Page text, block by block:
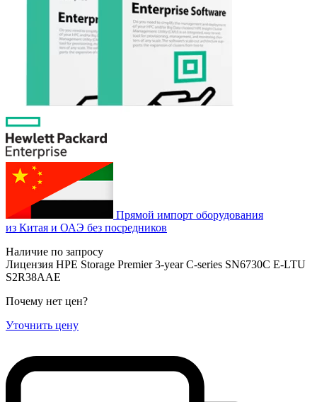
Прямой импорт оборудования
из Китая и ОАЭ без посредников
Наличие по запросу
Лицензия HPE Storage Premier 3‑year C‑series SN6730C E‑LTU
S2R38AAE
Почему нет цен?
Уточнить цену